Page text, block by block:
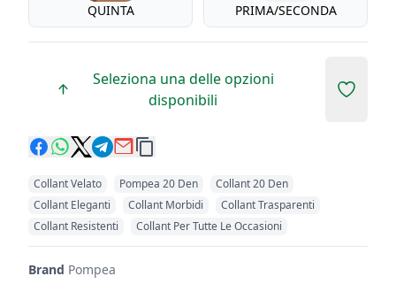
QUINTA PRIMA/SECONDA
Seleziona una delle opzioni
disponibili
Add to
Collant Velato Pompea 20 Den
Collant 20 Den
Collant Eleganti
Collant Morbidi
Collant Trasparenti
Collant Resistenti
Collant Per Tutte Le Occasioni
Brand Pompea